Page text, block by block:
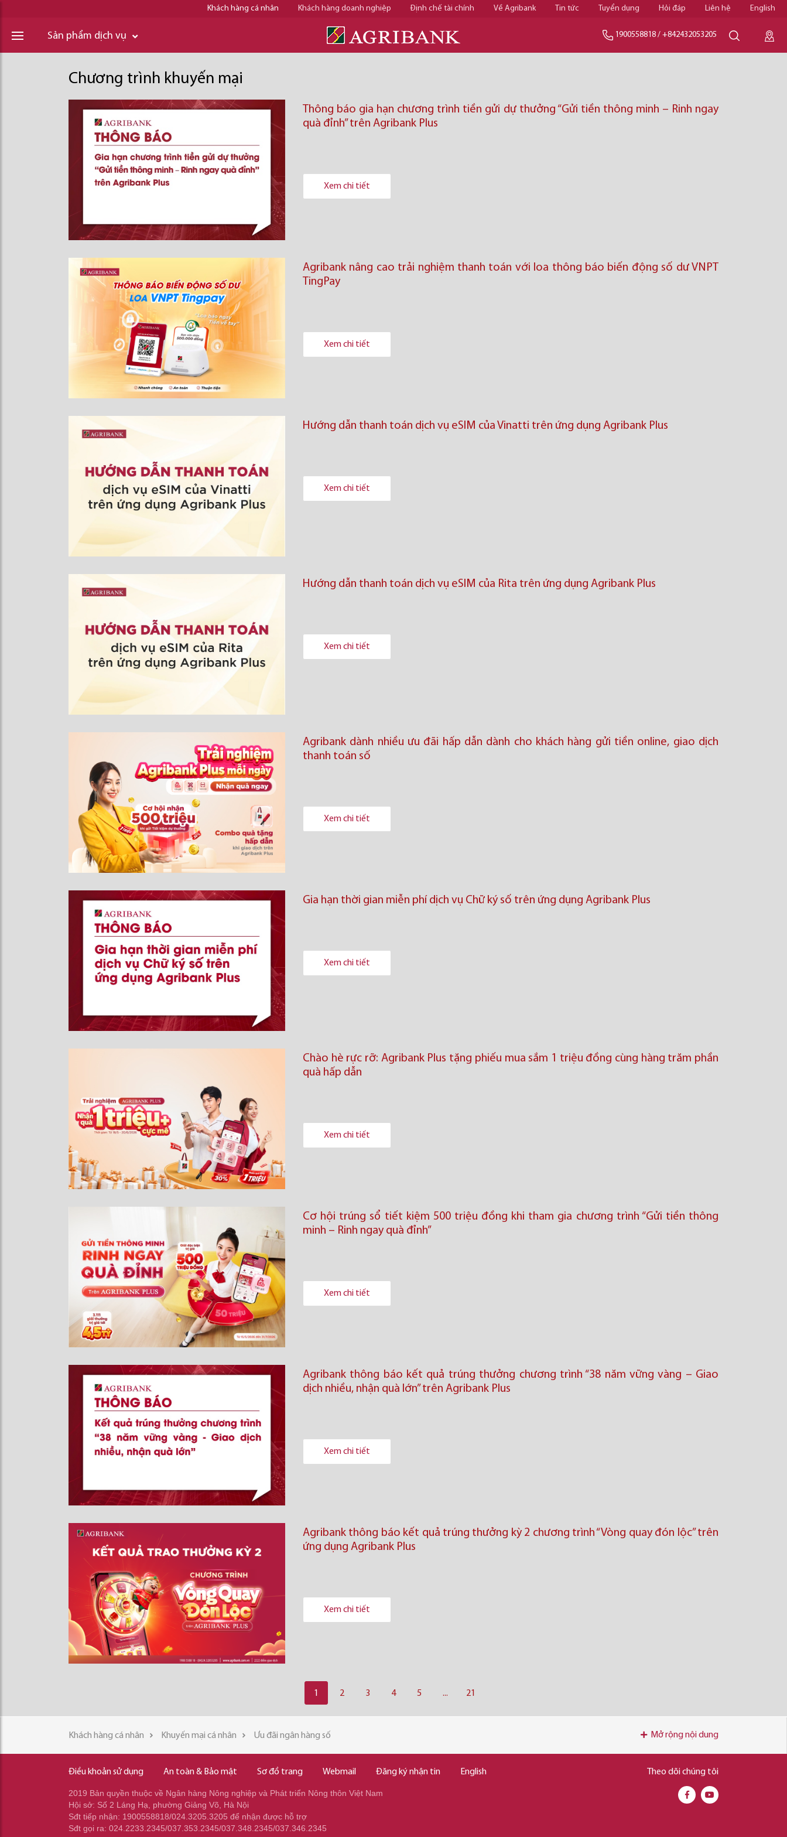
Khách hàng cá nhân Khách hàng doanh nghiệp Định chế tài chính Về Agribank Tin tức Tuyển dụng Hỏi đáp Liên hệ English
Sản phẩm dịch vụ 1900558818 / +842432053205
Chương trình khuyến mại
Thông báo gia hạn chương trình tiền gửi dự thưởng “Gửi tiền thông minh – Rinh ngay
quà đỉnh” trên Agribank Plus
Xem chi tiết
Agribank nâng cao trải nghiệm thanh toán với loa thông báo biến động số dư VNPT
TingPay
Xem chi tiết
Hướng dẫn thanh toán dịch vụ eSIM của Vinatti trên ứng dụng Agribank Plus
Xem chi tiết
Hướng dẫn thanh toán dịch vụ eSIM của Rita trên ứng dụng Agribank Plus
Xem chi tiết
Agribank dành nhiều ưu đãi hấp dẫn dành cho khách hàng gửi tiền online, giao dịch
thanh toán số
Xem chi tiết
Gia hạn thời gian miễn phí dịch vụ Chữ ký số trên ứng dụng Agribank Plus
Xem chi tiết
Chào hè rực rỡ: Agribank Plus tặng phiếu mua sắm 1 triệu đồng cùng hàng trăm phần
quà hấp dẫn
Xem chi tiết
Cơ hội trúng sổ tiết kiệm 500 triệu đồng khi tham gia chương trình “Gửi tiền thông
minh – Rinh ngay quà đỉnh”
Xem chi tiết
Agribank thông báo kết quả trúng thưởng chương trình “38 năm vững vàng – Giao
dịch nhiều, nhận quà lớn” trên Agribank Plus
Xem chi tiết
Agribank thông báo kết quả trúng thưởng kỳ 2 chương trình “Vòng quay đón lộc’’ trên
ứng dụng Agribank Plus
Xem chi tiết
1 2 3 4 5 ... 21
Khách hàng cá nhân Khuyến mại cá nhân Ưu đãi ngân hàng số Mở rộng nội dung
Điều khoản sử dụng An toàn & Bảo mật Sơ đồ trang Webmail Đăng ký nhận tin English
2019 Bản quyền thuộc về Ngân hàng Nông nghiệp và Phát triển Nông thôn Việt Nam
Hội sở: Số 2 Láng Hạ, phường Giảng Võ, Hà Nội
Sđt tiếp nhận: 1900558818/024.3205.3205 để nhận được hỗ trợ
Sđt gọi ra: 024.2233.2345/037.353.2345/037.348.2345/037.346.2345
Theo dõi chúng tôi